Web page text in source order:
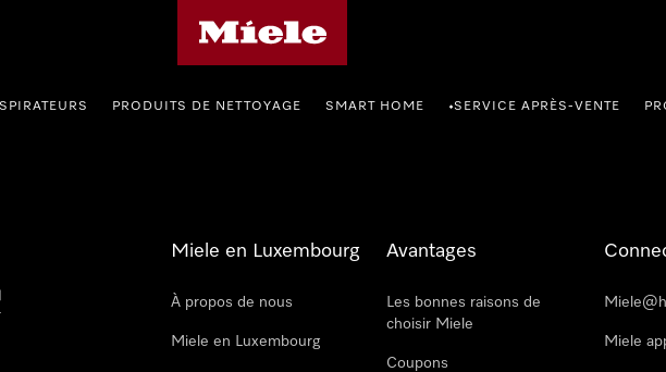
PRODUITS DE NETTOYAGE SMART HOME •SERVICE APRÈS-VENTE
Miele en Luxembourg
À propos de nous
Miele en Luxembourg
Avantages
Les bonnes raisons de
choisir Miele
Coupons
Miele